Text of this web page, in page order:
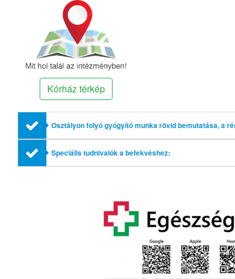
Kórház térkép
Osztályon folyó gyógyító munka rövid bemutatása, a
Speciális tudnivalók a befekvéshez: